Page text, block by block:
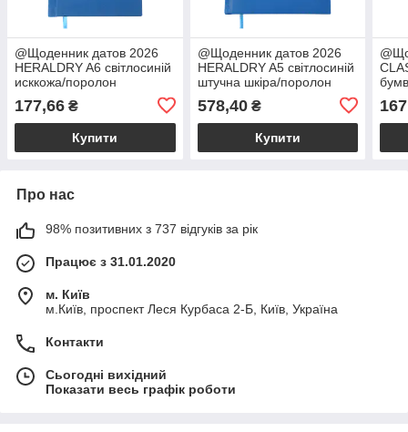
@Щоденник датов 2026
HERALDRY A6 світлосиній
исккожа/поролон
177,66 ₴
Купити
@Щоденник датов 2026
HERALDRY A5 світлосиній
штучна шкіра/поролон
578,40₴
Купити
Про нас
98% позитивних з 737 відгуків за рік
Працює з 31.01.2020
м. Київ
м.Київ, проспект Леся Курбаса 2-Б, Київ, Україна
Контакти
Сьогодні вихідний
Показати весь графік роботи